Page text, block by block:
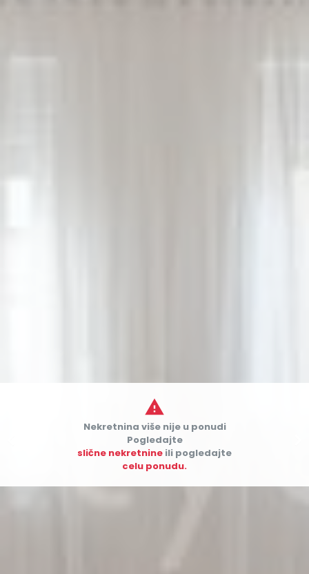

Nekretnina više nije u ponudi
Pogledajte
slične nekretnine ili pogledajte
celu ponudu.